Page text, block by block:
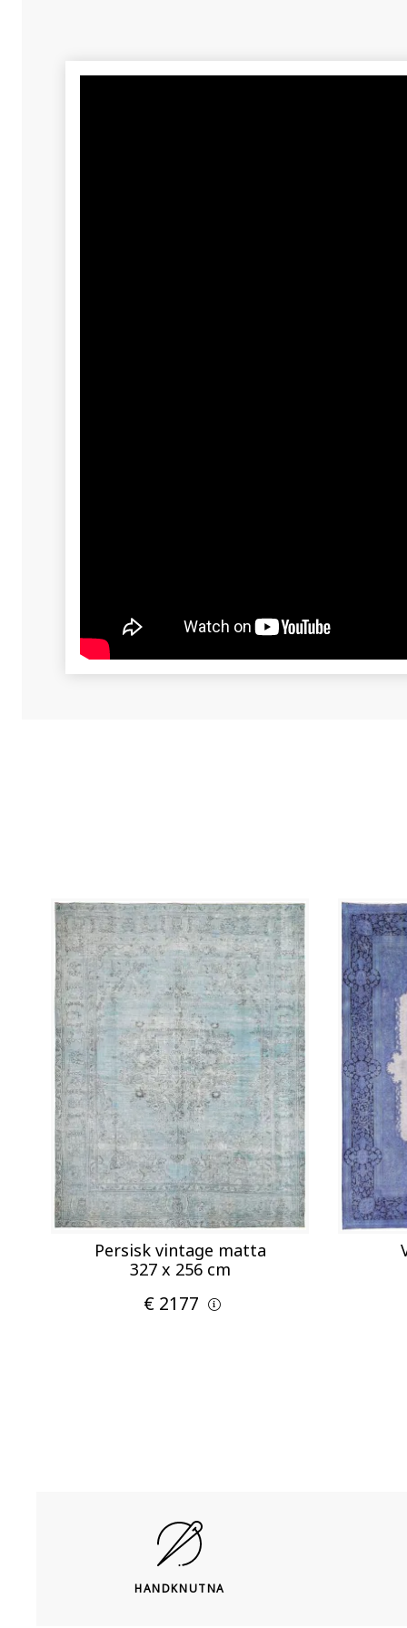
Persisk vintage matta
327 x 256 cm
€ 2177
HANDKNUTNA